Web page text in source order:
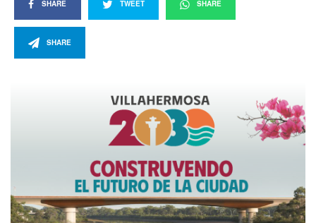
SHARE TWEET SHARE
SHARE